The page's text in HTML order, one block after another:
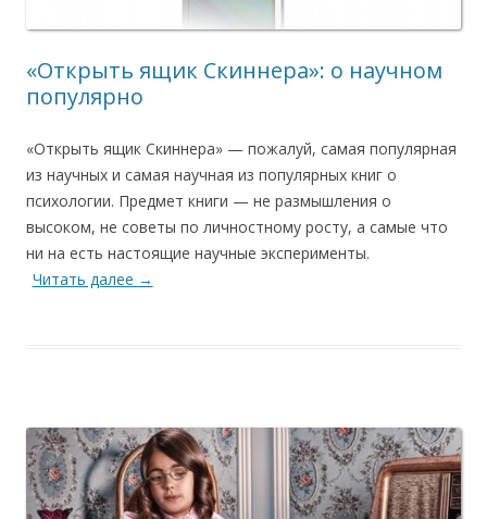
«Открыть ящик Скиннера»: о научном
популярно
«Открыть ящик Скиннера» — пожалуй, самая популярная
из научных и самая научная из популярных книг о
психологии. Предмет книги — не размышления о
высоком, не советы по личностному росту, а самые что
ни на есть настоящие научные эксперименты.
Читать далее →